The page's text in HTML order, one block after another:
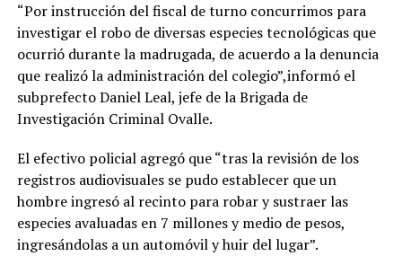
“Por instrucción del fiscal de turno concurrimos para
investigar el robo de diversas especies tecnológicas que
ocurrió durante la madrugada, de acuerdo a la denuncia
que realizó la administración del colegio”,informó el
subprefecto Daniel Leal, jefe de la Brigada de
Investigación Criminal Ovalle.
El efectivo policial agregó que “tras la revisión de los
registros audiovisuales se pudo establecer que un
hombre ingresó al recinto para robar y sustraer las
especies avaluadas en 7 millones y medio de pesos,
ingresándolas a un automóvil y huir del lugar”.